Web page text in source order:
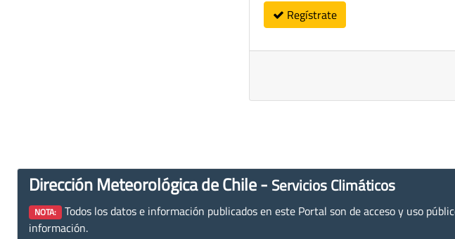
Regístrate
Dirección Meteorológica de Chile - Servicios Climáticos
NOTA: Todos los datos e información publicados en este Portal son de acceso y uso
información.